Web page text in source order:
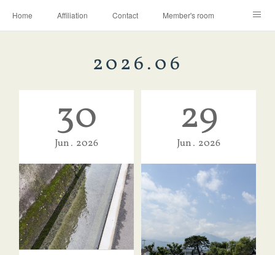
Home Affiliation Contact Member's room
2026.06
30
Jun 2026
29
Jun 2026